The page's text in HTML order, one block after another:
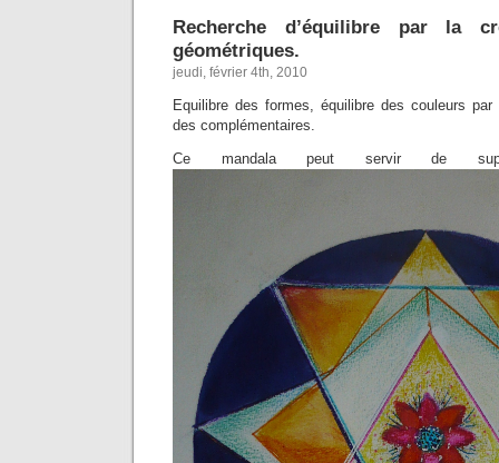
Recherche d’équilibre par la
géométriques.
jeudi, février 4th, 2010
Equilibre des formes, équilibre des couleurs par
des complémentaires.
Ce mandala peut servir de